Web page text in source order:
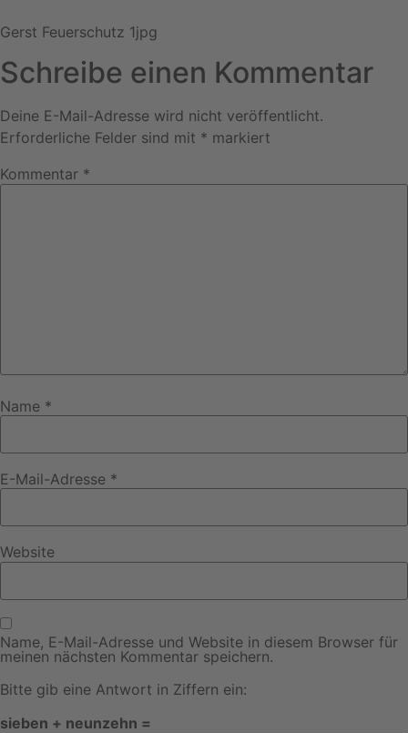
Gerst Feuerschutz 1jpg
Schreibe einen Kommentar
Deine E-Mail-Adresse wird nicht veröffentlicht.
Erforderliche Felder sind mit * markiert
Kommentar *
Name *
E-Mail-Adresse *
Website
Name, E-Mail-Adresse und Website in diesem Browser für
meinen nächsten Kommentar speichern.
Bitte gib eine Antwort in Ziffern ein:
sieben + neunzehn =